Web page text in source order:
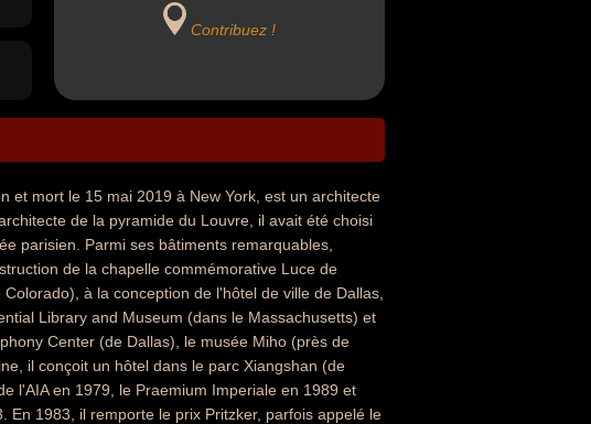
Contribuez !
et mort le 15 mai 2019 à New York, est un architecte
de la pyramide du Louvre, il avait été choisi
parisien. Parmi ses bâtiments remarquables,
de la chapelle commémorative Luce de
à la conception de l'hôtel de ville de Dallas,
Library and Museum (dans le Massachusetts) et
Center (de Dallas), le musée Miho (près de
il conçoit un hôtel dans le parc Xiangshan (de
l'AIA en 1979, le Praemium Imperiale en 1989 et
En 1983, il remporte le prix Pritzker, parfois appelé le